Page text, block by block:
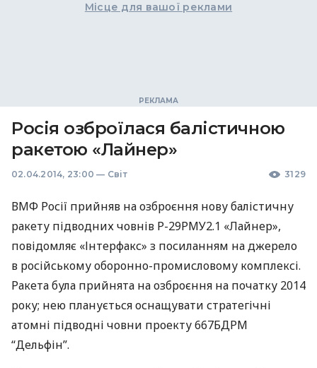
Місце для вашої реклами
Росія озброїлася балістичною
ракетою «Лайнер»
02.04.2014, 23:00 — Світ 3129
ВМФ Росії прийняв на озброєння нову балістичну
ракету підводних човнів Р-29РМУ2.1 «Лайнер»,
повідомляє «Інтерфакс» з посиланням на джерело
в російському оборонно-промисловому комплексі.
Ракета була прийнята на озброєння на початку 2014
року; нею планується оснащувати стратегічні
атомні підводні човни проекту 667БДРМ
“Дельфін”.